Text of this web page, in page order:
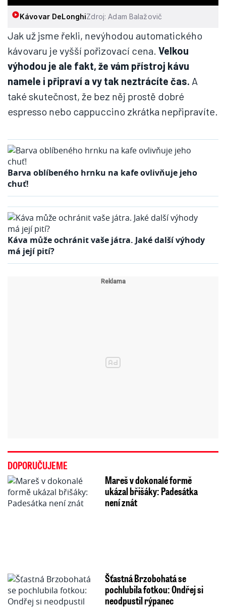
Kávovar DeLonghiZdroj: Adam Balažovič
Jak už jsme řekli, nevýhodou automatického
kávovaru je vyšší pořizovací cena. Velkou
výhodou je ale fakt, že vám přístroj kávu
namele i připraví a vy tak neztrácíte čas. A
také skutečnost, že bez něj prostě dobré
espresso nebo cappuccino zkrátka nepřipravíte.
Barva oblíbeného hrnku na kafe ovlivňuje jeho
chuť!
Káva může ochránit vaše játra. Jaké další výhody
má její pití?
DOPORUČUJEME
Mareš v dokonalé formě
ukázal břišáky: Padesátka
není znát
Šťastná Brzobohatá se
pochlubila fotkou: Ondřej si
neodpustil rýpanec